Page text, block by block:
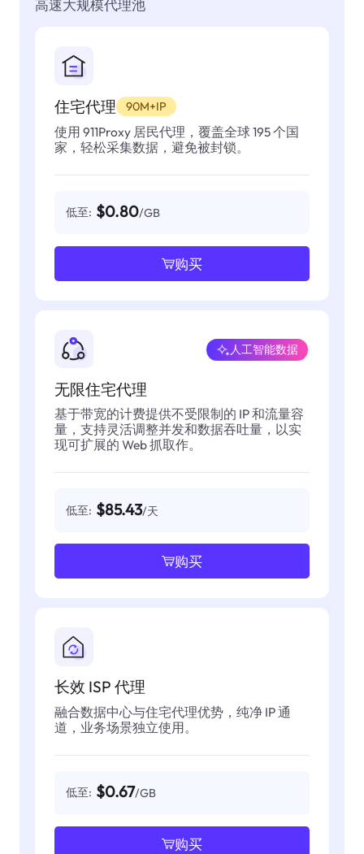
高速大规模代理池
住宅代理 90M+IP
使用 911Proxy 居民代理，覆盖全球 195 个国
家，轻松采集数据，避免被封锁。
低至: $0.80/GB
购买
无限住宅代理
人工智能数据
基于带宽的计费提供不受限制的 IP 和流量容
量，支持灵活调整并发和数据吞吐量，以实
现可扩展的 Web 抓取作。
低至: $85.43/天
购买
长效 ISP 代理
融合数据中心与住宅代理优势，纯净 IP 通
道，业务场景独立使用。
低至: $0.67/GB
购买